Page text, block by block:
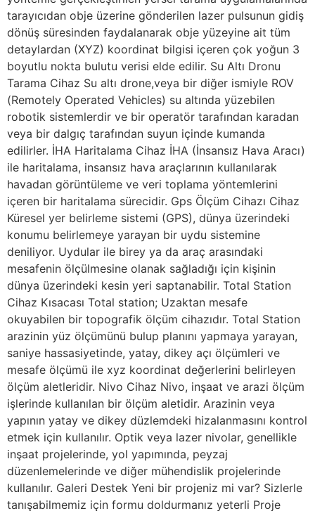
tarayıcıdan obje üzerine gönderilen lazer pulsunun gidiş
dönüş süresinden faydalanarak obje yüzeyine ait tüm
detaylardan (XYZ) koordinat bilgisi içeren çok yoğun 3
boyutlu nokta bulutu verisi elde edilir. Su Altı Dronu
Tarama Cihaz Su altı drone,veya bir diğer ismiyle ROV
(Remotely Operated Vehicles) su altında yüzebilen
robotik sistemlerdir ve bir operatör tarafından karadan
veya bir dalgıç tarafından suyun içinde kumanda
edilirler. İHA Haritalama Cihaz İHA (İnsansız Hava Aracı)
ile haritalama, insansız hava araçlarının kullanılarak
havadan görüntüleme ve veri toplama yöntemlerini
içeren bir haritalama sürecidir. Gps Ölçüm Cihazı Cihaz
Küresel yer belirleme sistemi (GPS), dünya üzerindeki
konumu belirlemeye yarayan bir uydu sistemine
deniliyor. Uydular ile birey ya da araç arasındaki
mesafenin ölçülmesine olanak sağladığı için kişinin
dünya üzerindeki kesin yeri saptanabilir. Total Station
Cihaz Kısacası Total station; Uzaktan mesafe
okuyabilen bir topografik ölçüm cihazıdır. Total Station
arazinin yüz ölçümünü bulup planını yapmaya yarayan,
saniye hassasiyetinde, yatay, dikey açı ölçümleri ve
mesafe ölçümü ile xyz koordinat değerlerini belirleyen
ölçüm aletleridir. Nivo Cihaz Nivo, inşaat ve arazi ölçüm
işlerinde kullanılan bir ölçüm aletidir. Arazinin veya
yapının yatay ve dikey düzlemdeki hizalanmasını kontrol
etmek için kullanılır. Optik veya lazer nivolar, genellikle
inşaat projelerinde, yol yapımında, peyzaj
düzenlemelerinde ve diğer mühendislik projelerinde
kullanılır. Galeri Destek Yeni bir projeniz mi var? Sizlerle
tanışabilmemiz için formu doldurmanız yeterli Proje